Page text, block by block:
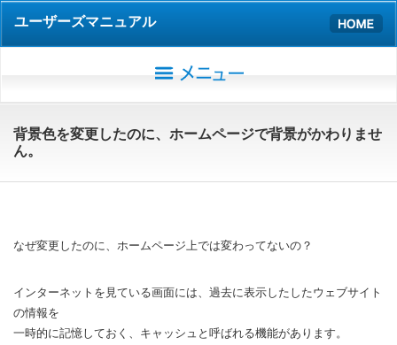
ユーザーズマニュアル
背景色を変更したのに、ホームページで背景がかわりませ
ん。
なぜ変更したのに、ホームページ上では変わってないの？
インターネットを見ている画面には、過去に表示したしたウェブサイト
の情報を
一時的に記憶しておく、キャッシュと呼ばれる機能があります。